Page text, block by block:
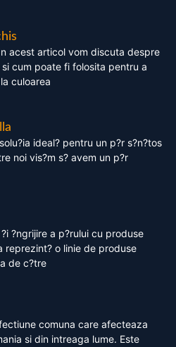
acest articol vom discuta despre
cum poate fi folosita pentru a
culoarea
ideal? pentru un p?r s?n?tos
noi vis?m s? avem un p?r
?ngrijire a p?rului cu produse
reprezint? o linie de produse
de c?tre
comuna care afecteaza
si din intreaga lume. Este